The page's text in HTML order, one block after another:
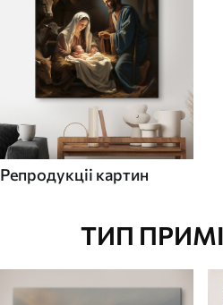
Репродукціі картин
ТИП